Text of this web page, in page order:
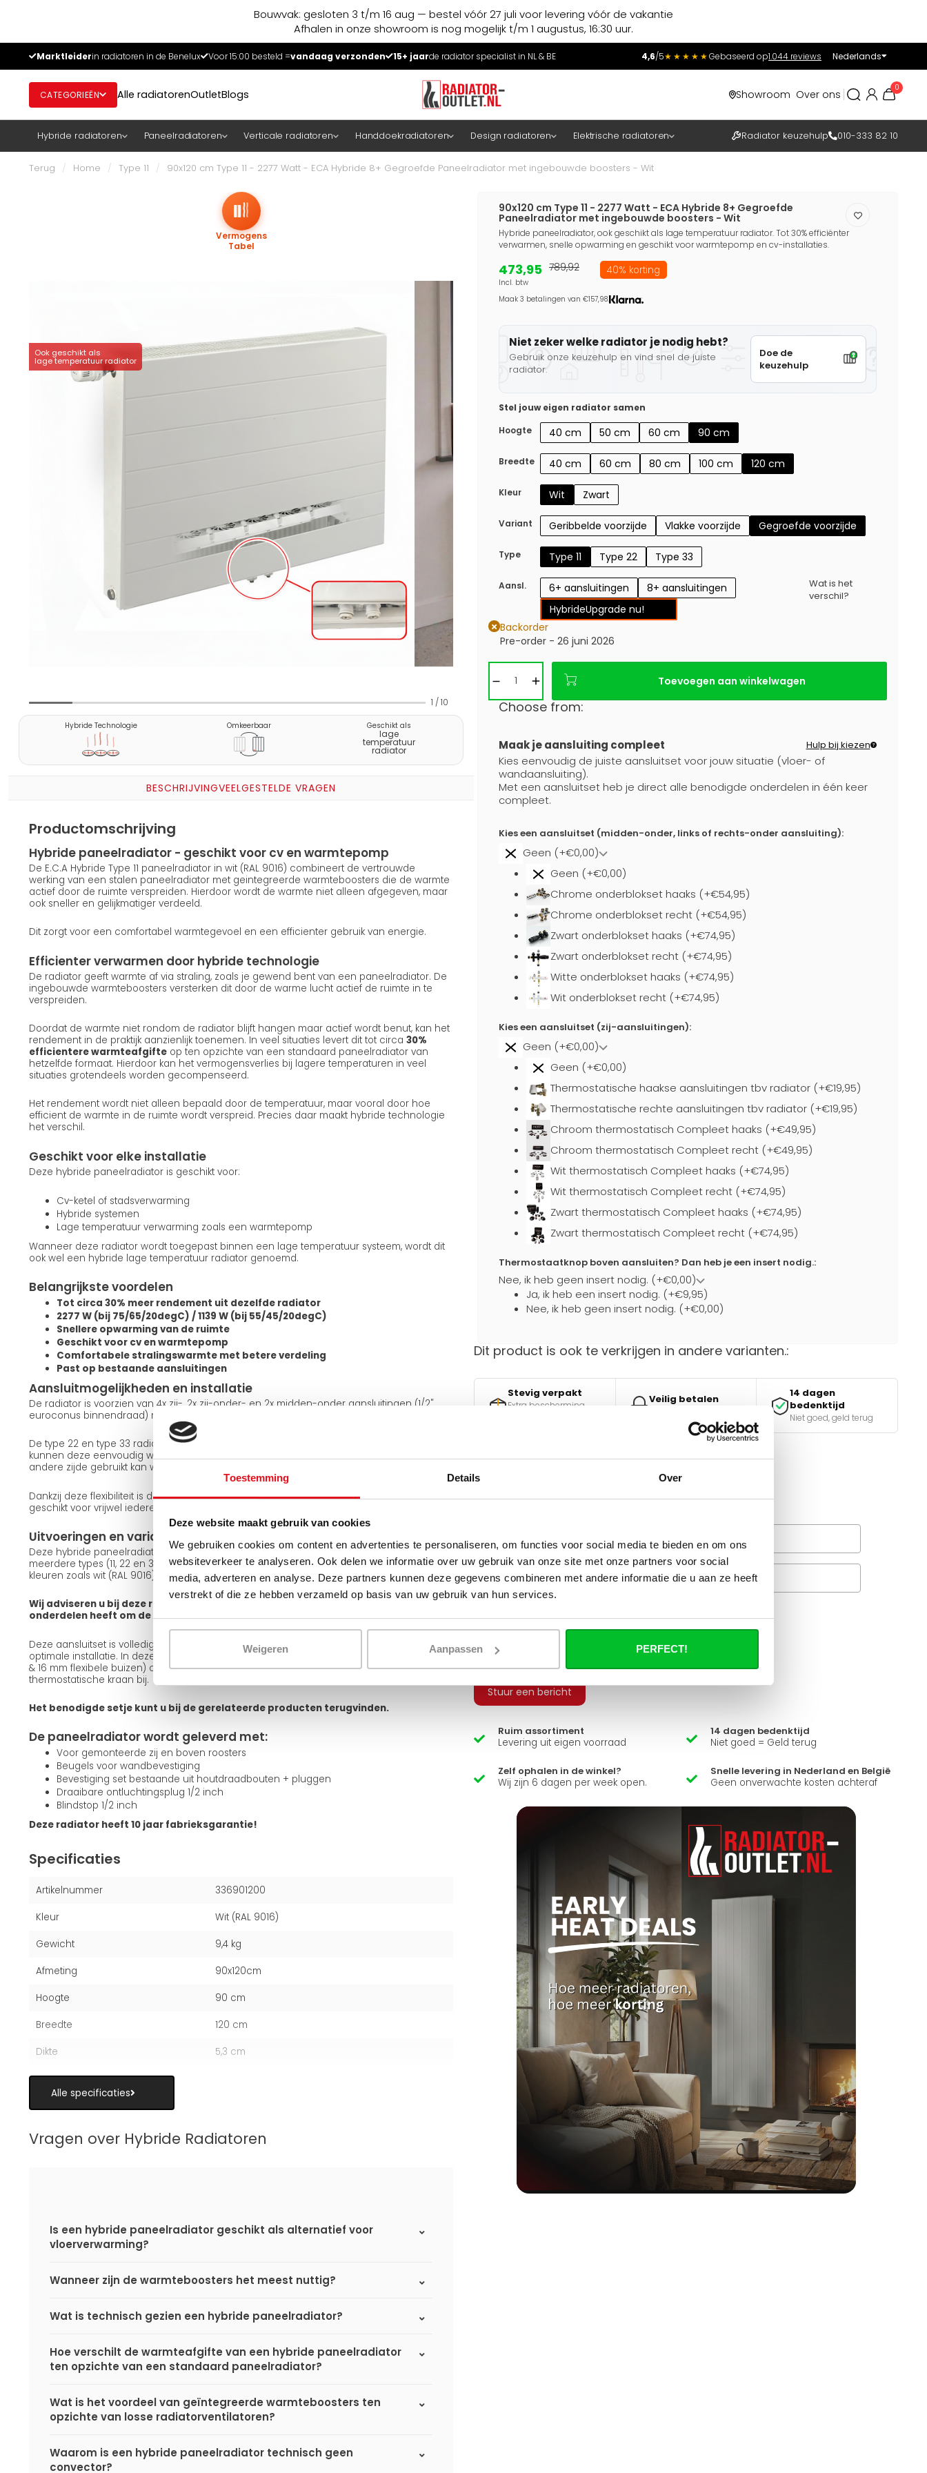
Toestemming Details Over
Deze website maakt gebruik van cookies
We gebruiken cookies om content en advertenties te personaliseren, om functies voor social media te bieden en om ons
websiteverkeer te analyseren. Ook delen we informatie over uw gebruik van onze site met onze partners voor social
media, adverteren en analyse. Deze partners kunnen deze gegevens combineren met andere informatie die u aan ze heeft
verstrekt of die ze hebben verzameld op basis van uw gebruik van hun services.
Weigeren Aanpassen PERFECT!
Bouwvak: gesloten 3 t/m 16 aug — bestel vóór 27 juli voor levering vóór de vakantie
Afhalen in onze showroom is nog mogelijk t/m 1 augustus, 16:30 uur.
Marktleiderin radiatoren in de Benelux Voor 15:00 besteld =vandaag verzonden 15+ jaarde radiator specialist in NL & BE 4,6/5★★★★★Gebaseerd op1.044 reviews Nederlands
CATEGORIEËN Alle radiatorenOutletBlogs Showroom Over ons
0
Hybride radiatoren Paneelradiatoren Verticale radiatoren Handdoekradiatoren Design radiatoren Elektrische radiatoren Radiator keuzehulp 010-333 82 10
Terug / Home / Type 11 / 90x120 cm Type 11 - 2277 Watt - ECA Hybride 8+ Gegroefde Paneelradiator met ingebouwde boosters - Wit
Ook geschikt als
lage temperatuur radiator
Vermogens
Tabel
1 /10
Hybride Technologie Omkeerbaar Geschikt als
lage
temperatuur
radiator
BESCHRIJVINGVEELGESTELDE VRAGEN
Productomschrijving
Hybride paneelradiator - geschikt voor cv en warmtepomp
De E.C.A Hybride Type 11 paneelradiator in wit (RAL 9016) combineert de vertrouwde
werking van een stalen paneelradiator met geintegreerde warmteboosters die de warmte
actief door de ruimte verspreiden. Hierdoor wordt de warmte niet alleen afgegeven, maar
ook sneller en gelijkmatiger verdeeld.
Dit zorgt voor een comfortabel warmtegevoel en een efficienter gebruik van energie.
Efficienter verwarmen door hybride technologie
De radiator geeft warmte af via straling, zoals je gewend bent van een paneelradiator. De
ingebouwde warmteboosters versterken dit door de warme lucht actief de ruimte in te
verspreiden.
Doordat de warmte niet rondom de radiator blijft hangen maar actief wordt benut, kan het
rendement in de praktijk aanzienlijk toenemen. In veel situaties levert dit tot circa 30%
efficientere warmteafgifte op ten opzichte van een standaard paneelradiator van
hetzelfde formaat. Hierdoor kan het vermogensverlies bij lagere temperaturen in veel
situaties grotendeels worden gecompenseerd.
Het rendement wordt niet alleen bepaald door de temperatuur, maar vooral door hoe
efficient de warmte in de ruimte wordt verspreid. Precies daar maakt hybride technologie
het verschil.
Geschikt voor elke installatie
Deze hybride paneelradiator is geschikt voor:
Cv-ketel of stadsverwarming
Hybride systemen
Lage temperatuur verwarming zoals een warmtepomp
Wanneer deze radiator wordt toegepast binnen een lage temperatuur systeem, wordt dit
ook wel een hybride lage temperatuur radiator genoemd.
Belangrijkste voordelen
Tot circa 30% meer rendement uit dezelfde radiator
2277 W (bij 75/65/20degC) / 1139 W (bij 55/45/20degC)
Snellere opwarming van de ruimte
Geschikt voor cv en warmtepomp
Comfortabele stralingswarmte met betere verdeling
Past op bestaande aansluitingen
Aansluitmogelijkheden en installatie
De radiator is voorzien van 4x zij-, 2x zij-onder- en 2x midden-onder aansluitingen (1/2"
euroconus binnendraad) met een standaard hartafstand aan de onderkant van 50 mm.
De type 22 en type 33 radiatoren zijn omkeerbaar. Met de meegeleverde J-consoles
kunnen deze eenvoudig worden gedraaid, waardoor dezelfde aansluiting ook aan de
andere zijde gebruikt kan worden. De type 11 uitvoering is niet omkeerbaar.
Dankzij deze flexibiliteit is de radiator eenvoudig aan te sluiten op bestaande leidingen en
geschikt voor vrijwel iedere installatiesituatie.
Uitvoeringen en varianten
Deze hybride paneelradiator is leverbaar in verschillende uitvoeringen. Je hebt keuze uit
meerdere types (11, 22 en 33), diverse frontafwerkingen zoals geribbeld, vlak of gegroefd, en
kleuren zoals wit (RAL 9016) en zwart (RAL 9005).
Wij adviseren u bij deze radiator een aansluitset mee te bestellen, zodat u alle
onderdelen heeft om de radiator op te hangen en aan te sluiten.
Deze aansluitset is volledig passend bij deze radiator en garandeert u zo een snelle en
optimale installatie. In deze set zitten alle onderdelen inclusief adapters (15 mm cv buizen
& 16 mm flexibele buizen) om de radiator aan te sluiten. Tevens zit er ook een luxe
thermostatische kraan bij.
Het benodigde setje kunt u bij de gerelateerde producten terugvinden.
De paneelradiator wordt geleverd met:
Voor gemonteerde zij en boven roosters
Beugels voor wandbevestiging
Bevestiging set bestaande uit houtdraadbouten + pluggen
Draaibare ontluchtingsplug 1/2 inch
Blindstop 1/2 inch
Deze radiator heeft 10 jaar fabrieksgarantie!
Specificaties
Artikelnummer 336901200
Kleur Wit (RAL 9016)
Gewicht 9,4 kg
Afmeting 90x120cm
Hoogte 90 cm
Breedte 120 cm
Dikte 5,3 cm
Alle specificaties
Vragen over Hybride Radiatoren
Is een hybride paneelradiator geschikt als alternatief voor
vloerverwarming?
Wanneer zijn de warmteboosters het meest nuttig?
Wat is technisch gezien een hybride paneelradiator?
Hoe verschilt de warmteafgifte van een hybride paneelradiator
ten opzichte van een standaard paneelradiator?
Wat is het voordeel van geïntegreerde warmteboosters ten
opzichte van losse radiatorventilatoren?
Waarom is een hybride paneelradiator technisch geen
convector?
90x120 cm Type 11 - 2277 Watt - ECA Hybride 8+ Gegroefde
Paneelradiator met ingebouwde boosters - Wit
Hybride paneelradiator, ook geschikt als lage temperatuur radiator. Tot 30% efficiënter
verwarmen, snelle opwarming en geschikt voor warmtepomp en cv-installaties.
473,95
Incl. btw
789,92 40% korting
Maak 3 betalingen van €157,98.
Niet zeker welke radiator je nodig hebt?
Gebruik onze keuzehulp en vind snel de juiste
radiator.
Doe de
keuzehulp
Stel jouw eigen radiator samen
Hoogte
40 cm 50 cm 60 cm 90 cm
Breedte 40 cm 60 cm 80 cm 100 cm 120 cm
Kleur Wit Zwart
Variant Geribbelde voorzijde Vlakke voorzijde Gegroefde voorzijde
Type Type 11 Type 22 Type 33
Aansl. 6+ aansluitingen
8+ aansluitingen
HybrideUpgrade nu!
Wat is het
verschil?
Backorder
Pre-order - 26 juni 2026
Toevoegen aan winkelwagen
Choose from:
Maak je aansluiting compleet Hulp bij kiezen
Kies eenvoudig de juiste aansluitset voor jouw situatie (vloer- of
wandaansluiting).
Met een aansluitset heb je direct alle benodigde onderdelen in één keer
compleet.
Kies een aansluitset (midden-onder, links of rechts-onder aansluiting):
Geen (+€0,00)
Geen (+€0,00)
Chrome onderblokset haaks (+€54,95)
Chrome onderblokset recht (+€54,95)
Zwart onderblokset haaks (+€74,95)
Zwart onderblokset recht (+€74,95)
Witte onderblokset haaks (+€74,95)
Wit onderblokset recht (+€74,95)
Kies een aansluitset (zij-aansluitingen):
Geen (+€0,00)
Geen (+€0,00)
Thermostatische haakse aansluitingen tbv radiator (+€19,95)
Thermostatische rechte aansluitingen tbv radiator (+€19,95)
Chroom thermostatisch Compleet haaks (+€49,95)
Chroom thermostatisch Compleet recht (+€49,95)
Wit thermostatisch Compleet haaks (+€74,95)
Wit thermostatisch Compleet recht (+€74,95)
Zwart thermostatisch Compleet haaks (+€74,95)
Zwart thermostatisch Compleet recht (+€74,95)
Thermostaatknop boven aansluiten? Dan heb je een insert nodig.:
Nee, ik heb geen insert nodig. (+€0,00)
Ja, ik heb een insert nodig. (+€9,95)
Nee, ik heb geen insert nodig. (+€0,00)
Dit product is ook te verkrijgen in andere varianten.:
Stevig verpakt
Extra bescherming
Veilig betalen
14 dagen
bedenktijd
Niet goed, geld terug
Hulp nodig bij het maken van de juiste keuze?
Gebruik een van onze handige tools.
vrachtservice in uw regio?
A
Q Veelgestelde vragen
Heb je een vraag over dit product ?
Simon helpt je graag en kan al je vragen beantwoorden.
Stuur een bericht
Ruim assortiment
Levering uit eigen voorraad
14 dagen bedenktijd
Niet goed = Geld terug
Zelf ophalen in de winkel?
Wij zijn 6 dagen per week open.
Snelle levering in Nederland en België
Geen onverwachte kosten achteraf